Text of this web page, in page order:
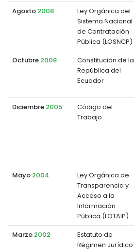
Agosto 2008
Ley Orgánica del
Sistema Nacional
de Contratación
Pública (LOSNCP)
Octubre 2008
Constitución de la
República del
Ecuador
Diciembre 2005
Código del
Trabajo
Mayo 2004
Ley Orgánica de
Transparencia y
Acceso a la
Información
Pública (LOTAIP)
Marzo 2002
Estatuto de
Régimen Jurídico